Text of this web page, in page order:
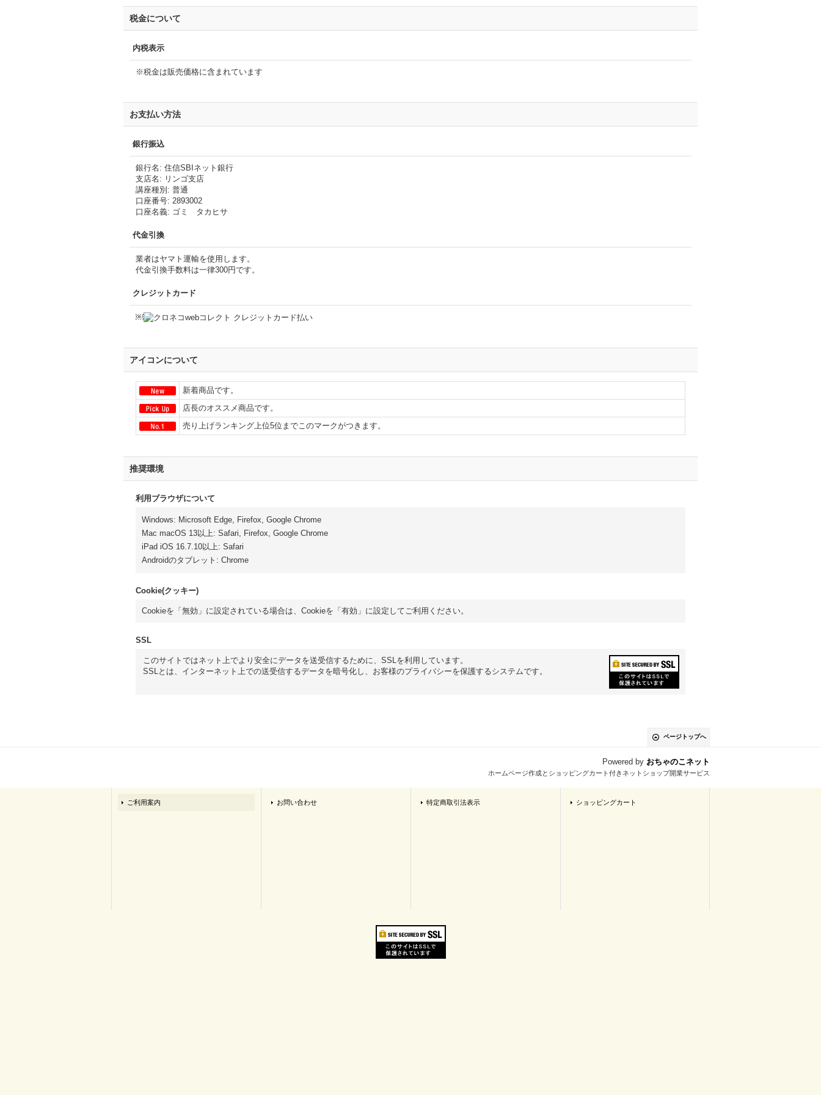
税金について
内税表示
※税金は販売価格に含まれています
お支払い方法
銀行振込
銀行名 : 住信SBIネット銀行
支店名 : リンゴ支店
講座種別 : 普通
口座番号: 2893002
口座名義: ゴミ タカヒサ
代金引換
業者はヤマト運輸を使用します。
代金引換手数料は一律300円です。
クレジットカード
￼
アイコンについて
新着商品です。
店長のオススメ商品です。
売り上げランキング上位5位までこのマークがつきます。
推奨環境
利用ブラウザについて
Windows: Microsoft Edge Firefox Google Chrome
Mac macOS 13以上: Safari Firefox Google Chrome
iPad iOS 16.7.10以上: Safari
Androidのタブレット : Chrome
Cookie(クッキー)
Cookieを「無効」に設定されている場合は、Cookieを「有効」に設定してご利用ください。
SSL
このサイトではネット上でより安全にデータを送受信するために、SSLを利用しています。
SSLとは、インターネット上での送受信するデータを暗号化し、お客様のプライバシーを保護するシステムです。
ページトップへ
Powered by おちゃのこネット
ホームページ作成とショッピングカート付きネットショップ開業サービス
ご利用案内 お問い合わせ 特定商取引法表示 ショッピングカート